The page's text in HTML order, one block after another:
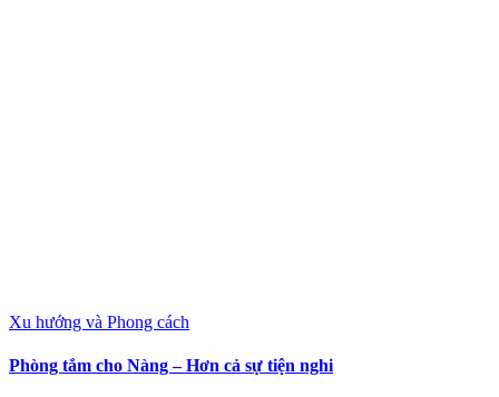
Xu hướng và Phong cách
Phòng tắm cho Nàng – Hơn cả sự tiện nghi